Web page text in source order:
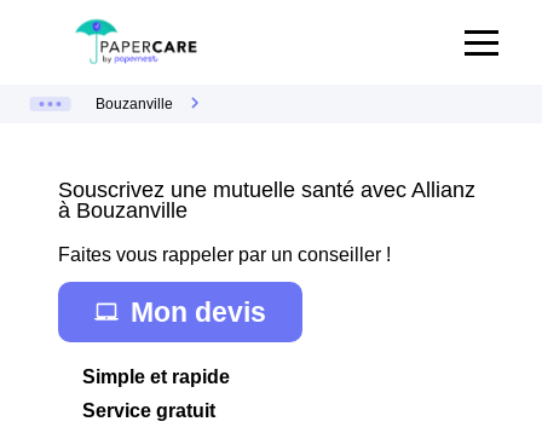
Bouzanville
Souscrivez une mutuelle santé avec Allianz
à Bouzanville
Faites vous rappeler par un conseiller !
Mon devis
Simple et rapide
Service gratuit